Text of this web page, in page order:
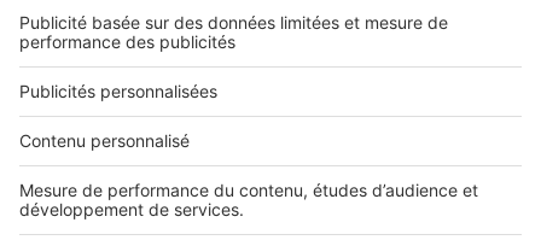
Nous contacter
Nous recrutons
NOS APPLICATIONS
Découvrez nos applications